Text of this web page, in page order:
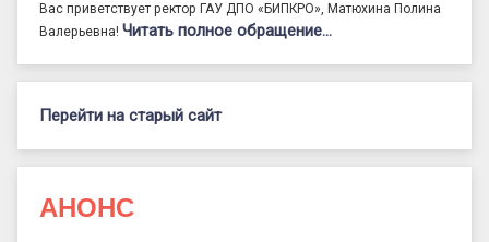
Вас приветствует ректор ГАУ ДПО «БИПКРО», Матюхина Полина
Валерьевна! Читать полное обращение…
Перейти на старый сайт
АНОНС